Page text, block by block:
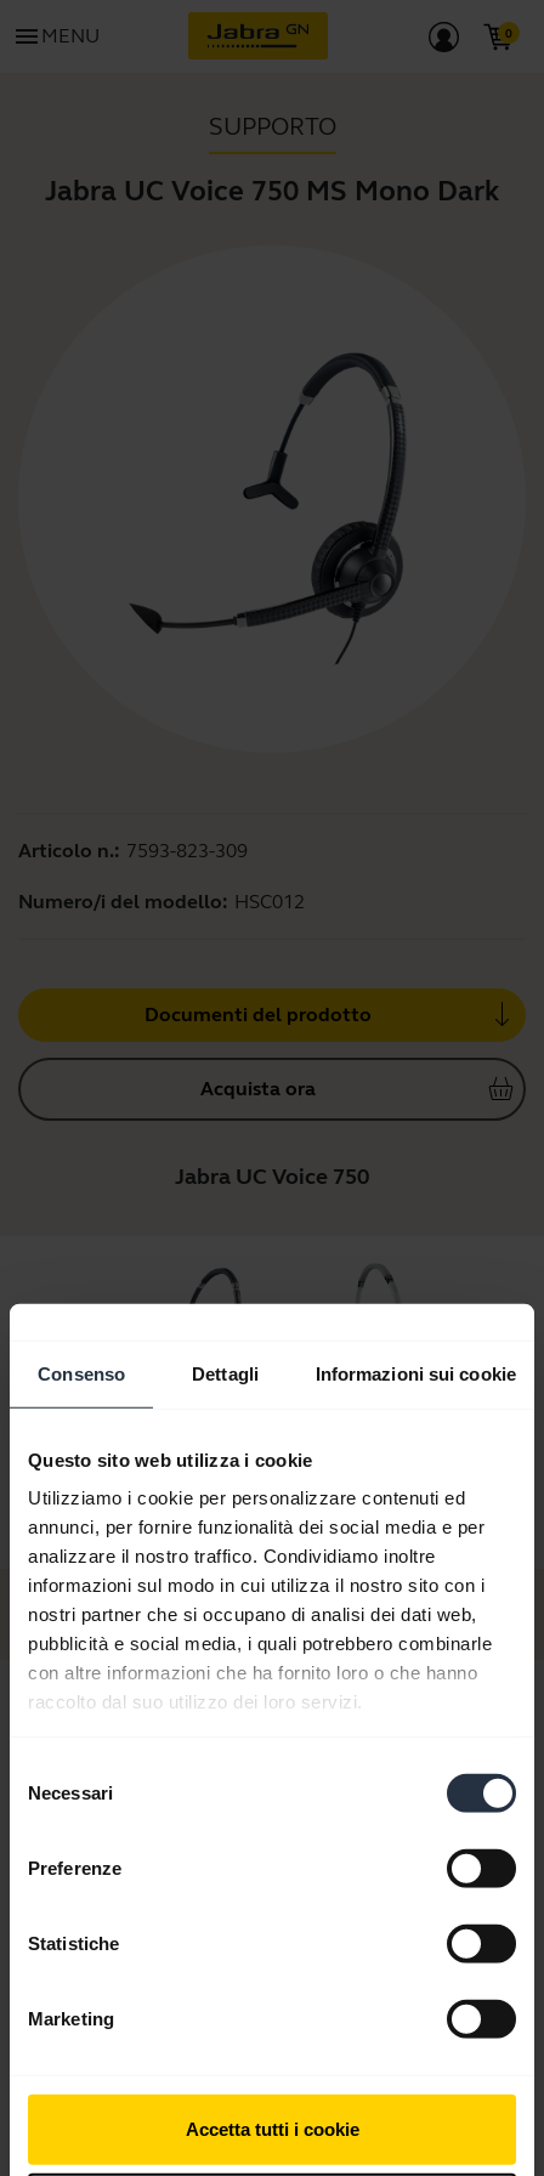
Consenso Dettagli Informazioni sui cookie
Questo sito web utilizza i cookie
Utilizziamo i cookie per personalizzare contenuti ed
annunci, per fornire funzionalità dei social media e per
analizzare il nostro traffico. Condividiamo inoltre
informazioni sul modo in cui utilizza il nostro sito con i
nostri partner che si occupano di analisi dei dati web,
pubblicità e social media, i quali potrebbero combinarle
con altre informazioni che ha fornito loro o che hanno
raccolto dal suo utilizzo dei loro servizi.
delNecessari
Preferenze
Statistiche
Marketing
Accetta tutti i cookie
menu MENU
SUPPORTO
Jabra UC Voice 750 MS Mono Dark
Articolo n.: 7593-823-309
Numero/i del modello: HSC012
Documenti del prodotto
Acquista ora
Jabra UC Voice 750
Light
Duo Dark
Ciao,
chevron_right
Domande frequenti add
add
Documenti del prodotto